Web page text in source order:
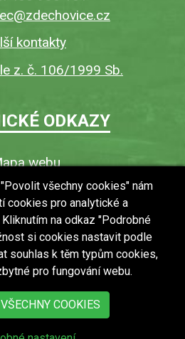
kontakty
z. č. 106/1999 Sb.
ODKAZY
webu
O webu
informace
údajů (GDPR)
RSS
přístup v obci
všechny cookies" nám
cookies pro analytické a
na odkaz "Podrobné
si cookies nastavit podle
souhlas k těm typům cookies,
pro fungování webu.
COOKIES